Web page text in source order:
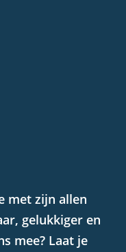
met zijn allen
gelukkiger en
mee? Laat je